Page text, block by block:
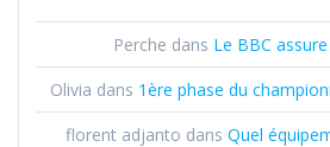
Perche dans Le BBC
Olivia dans 1ère phase du
florent adjanto dans Quel